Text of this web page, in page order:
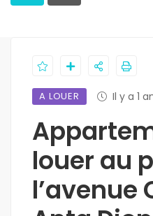
A LOUER Il y a 1
louer au
l’avenue